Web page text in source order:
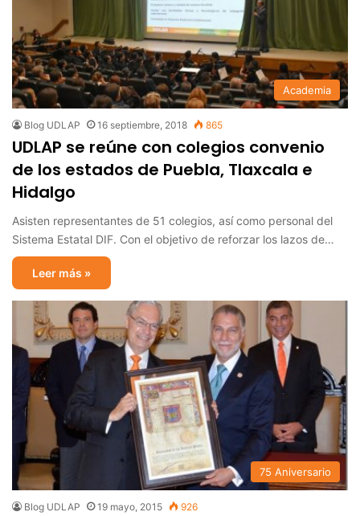
Academia
Blog UDLAP 16 septiembre, 2018 865
UDLAP se reúne con colegios convenio
de los estados de Puebla, Tlaxcala e
Hidalgo
Asisten representantes de 51 colegios, así como personal del
Sistema Estatal DIF. Con el objetivo de reforzar los lazos de…
Leer más »
75 Aniversario
Blog UDLAP 19 mayo, 2015 926